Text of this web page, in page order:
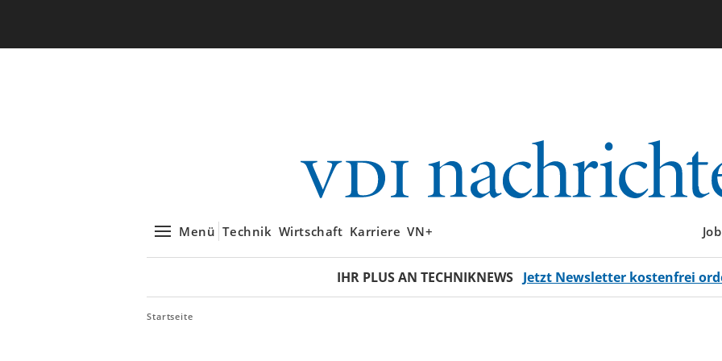
Menü Technik Wirtschaft Karriere VN+
IHR PLUS AN TECHNIKNEWS Jetzt Newsletter kostenfrei
Startseite